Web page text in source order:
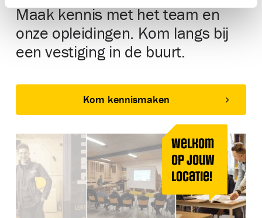
Maak kennis met het team en
onze opleidingen. Kom langs bij
een vestiging in de buurt.
Kom kennismaken
Welkom
op jouw
locatie!